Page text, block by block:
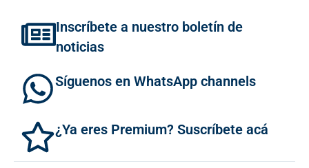
Inscríbete a nuestro boletín de
noticias
Síguenos en WhatsApp channels
¿Ya eres Premium? Suscríbete acá